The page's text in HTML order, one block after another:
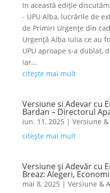
In această ediție
- UPU Alba, lucrările de
de Primiri Urgențe din
Urgență Alba Iulia ce au
UPU aproape s-a dublat,
iar...
citește mai mult
Versiune si Adevar cu
Bardan – Directorul
iun. 11, 2025 | Versiune
citește mai mult
Versiune și Adevăr cu
Breaz: Alegeri,
mai 8, 2025 | Versiune &